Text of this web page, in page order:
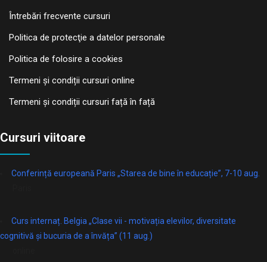
Întrebări frecvente cursuri
Politica de protecţie a datelor personale
Politica de folosire a cookies
Termeni și condiții cursuri online
Termeni și condiții cursuri față în față
Cursuri viitoare
Conferință europeană Paris „Starea de bine în educație”, 7-10 aug.
Curs internaț. Belgia „Clase vii - motivația elevilor, diversitate
cognitivă și bucuria de a învăța” (11 aug.)